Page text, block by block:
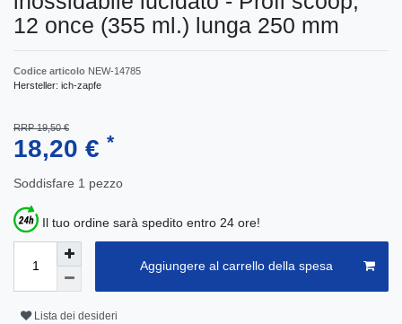
12 once (355 ml.) lunga 250 mm
Codice articolo NEW-14785
Hersteller: ich-zapfe
RRP 19,50 €
18,20 € *
Soddisfare 1 pezzo
Il tuo ordine sarà spedito entro 24 ore!
Aggiungere al carrello della spesa
Lista dei desideri